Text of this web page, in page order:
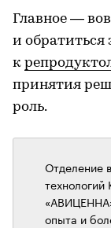
Главное —
и обратиться
к
принятия
роль.
Отделение
технологий
опыта и